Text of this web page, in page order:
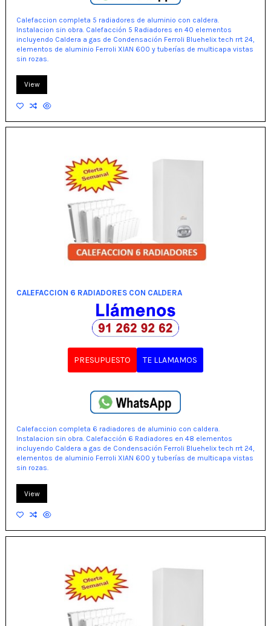
Calefaccion completa 5 radiadores de aluminio con caldera.
Instalacion sin obra. Calefacción 5 Radiadores en 40 elementos
incluyendo Caldera a gas de Condensación Ferroli Bluehelix tech rrt 24,
elementos de aluminio Ferroli XIAN 600 y tuberías de multicapa vistas
sin rozas.
View
CALEFACCION 6 RADIADORES CON CALDERA
PRESUPUESTO TE LLAMAMOS
Calefaccion completa 6 radiadores de aluminio con caldera.
Instalacion sin obra. Calefacción 6 Radiadores en 48 elementos
incluyendo Caldera a gas de Condensación Ferroli Bluehelix tech rrt 24,
elementos de aluminio Ferroli XIAN 600 y tuberías de multicapa vistas
sin rozas.
View